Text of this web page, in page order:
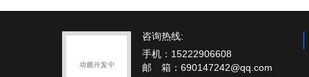
咨询热线:
手机：15222906608
邮 箱：690147242@qq.com